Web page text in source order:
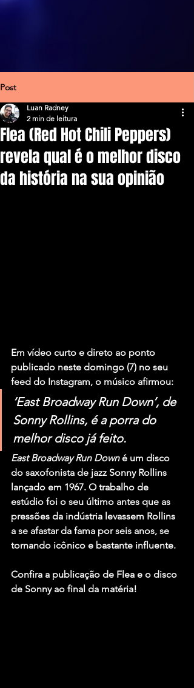
Post
Flea (Red Hot Chili Peppers)
revela qual é o melhor disco
da história na sua opinião
Luan Radney
2 min de leitura
Em vídeo curto e direto ao ponto
publicado neste domingo (7) no seu
feed do Instagram, o músico afirmou:
‘East Broadway Run Down’, de
Sonny Rollins, é a porra do
melhor disco já feito.
East Broadway Run Down é um disco
do saxofonista de jazz Sonny Rollins
lançado em 1967. O trabalho de
estúdio foi o seu último antes que as
pressões da indústria levassem Rollins
a se afastar da fama por seis anos, se
tornando icônico e bastante influente.
Confira a publicação de Flea e o disco
de Sonny ao final da matéria!